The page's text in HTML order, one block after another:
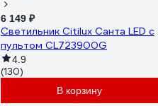
6 149 ₽
Светильник Citilux Санта LED с
пультом CL723900G
4.9
(130)
В корзину